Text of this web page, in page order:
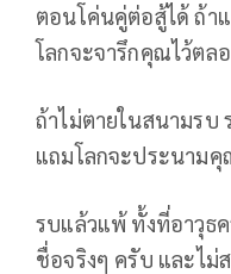
ตอนโค่นคู่ต่อสู้ได้ ถ้า
โลกจะจารึกคุณไว้ตล
ถ้าไม่ตายในสนามรบ
แถมโลกจะประนาม
รบแล้วแพ้ ทั้งที่อาวุธ
ชื่อจริงๆ ครับ และไม่